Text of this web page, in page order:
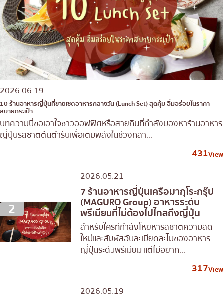
2026.06.19
10 ร้านอาหารญี่ปุ่นที่ขายเซตอาหารกลางวัน (Lunch Set) สุดคุ้ม อิ่มอร่อยในราคา
สบายกระเป๋า
บทความนี้ขอเอาใจชาวออฟฟิศหรือสายกินที่กำลังมองหาร้านอาหาร
ญี่ปุ่นรสชาติต้นตำรับเพื่อเติมพลังในช่วงกลา...
431View
2
2026.05.21
7 ร้านอาหารญี่ปุ่นเครือมากุโระกรุ๊ป
(MAGURO Group) อาหารระดับ
พรีเมียมที่ไม่ต้องไปไกลถึงญี่ปุ่น
สำหรับใครที่กำลังโหยหารสชาติความสด
ใหม่และสัมผัสอันละเมียดละไมของอาหาร
ญี่ปุ่นระดับพรีเมียม แต่ไม่อยาก...
317View
2026.05.19